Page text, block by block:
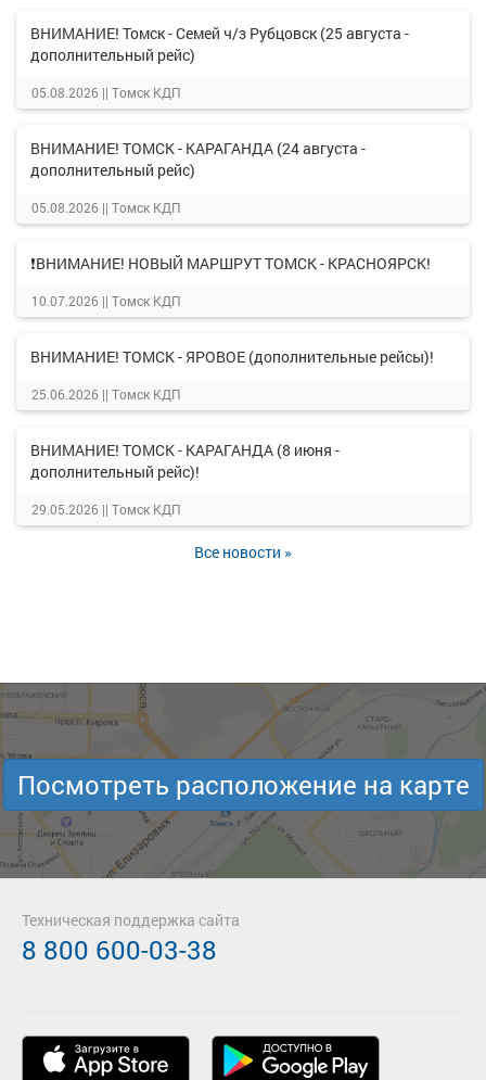
ВНИМАНИЕ! Томск - Семей ч/з Рубцовск (25 августа -
дополнительный рейс)
05.08.2026 || Томск КДП
ВНИМАНИЕ! ТОМСК - КАРАГАНДА (24 августа -
дополнительный рейс)
05.08.2026 || Томск КДП
❗ВНИМАНИЕ! НОВЫЙ МАРШРУТ ТОМСК - КРАСНОЯРСК!
10.07.2026 || Томск КДП
ВНИМАНИЕ! ТОМСК - ЯРОВОЕ (дополнительные рейсы)!
25.06.2026 || Томск КДП
ВНИМАНИЕ! ТОМСК - КАРАГАНДА (8 июня -
дополнительный рейс)!
29.05.2026 || Томск КДП
Все новости »
Посмотреть расположение на карте
Техническая поддержка сайта
8 800 600-03-38